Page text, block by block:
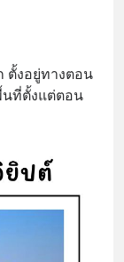
ตั้งอยู่ทางตอน
นที่ตั้งแต่ตอน